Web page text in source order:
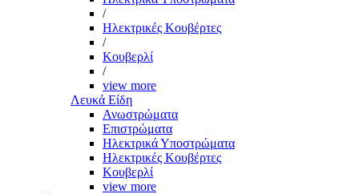
/
Ηλεκτρικές Κουβέρτες
/
Κουβερλί
/
view more
Λευκά Είδη
Ανωστρώματα
Επιστρώματα
Ηλεκτρικά Υποστρώματα
Ηλεκτρικές Κουβέρτες
Κουβερλί
view more